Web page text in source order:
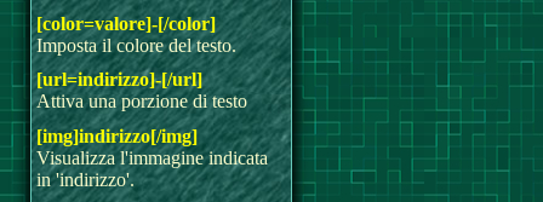
[color=valore]-[/color]
Imposta il colore del testo.
[url=indirizzo]-[/url]
Attiva una porzione di testo
[img]indirizzo[/img]
Visualizza l'immagine indicata
in 'indirizzo'.